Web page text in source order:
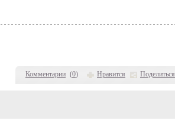
Комментарии (0) Нравится Поделиться